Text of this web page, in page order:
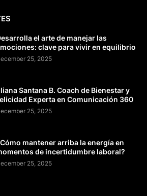
el arte de manejar las
clave para vivir en equilibrio
25, 2025
Santana B. Coach de Bienestar y
Experta en Comunicación 360
25, 2025
mantener arriba la energía en
de incertidumbre laboral?
25, 2025